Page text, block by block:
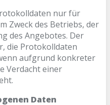
nur für
Zweck des Betriebs, der
des Angebotes. Der
die Protokolldaten
aufgrund konkreter
Verdacht einer
Daten